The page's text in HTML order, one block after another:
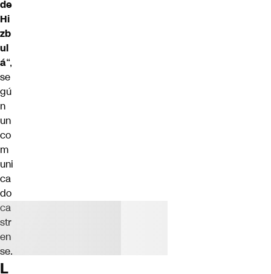
de
Hi
zb
ul
á“,
se
gú
n
un
co
m
uni
ca
do
ca
str
en
se.
L